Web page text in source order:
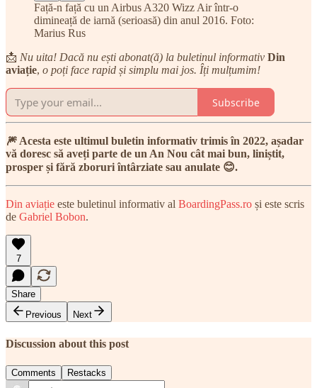
Față-n față cu un Airbus A320 Wizz Air într-o
dimineață de iarnă (serioasă) din anul 2016. Foto:
Marius Rus
📩 Nu uita! Dacă nu ești abonat(ă) la buletinul informativ Din
aviație, o poți face rapid și simplu mai jos. Îți mulțumim!
Subscribe
🎆 Acesta este ultimul buletin informativ trimis în 2022, așadar
vă doresc să aveți parte de un An Nou cât mai bun, liniștit,
prosper și fără zboruri întârziate sau anulate 😊.
Din aviație este buletinul informativ al BoardingPass.ro și este scris
de Gabriel Bobon.
7
Share
Previous
Next
Discussion about this post
Comments Restacks